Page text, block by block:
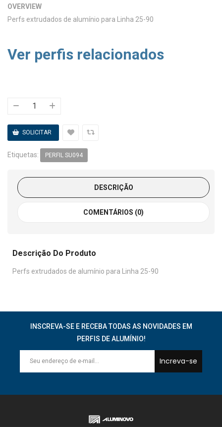
OVERVIEW
Perfs extrudados de alumínio para Linha 25-90
Ver perfis relacionados
Etiquetas: PERFIL SU094
DESCRIÇÃO
COMENTÁRIOS (0)
Descrição Do Produto
Perfs extrudados de alumínio para Linha 25-90
INSCREVA-SE E RECEBA TODAS AS NOVIDADES EM
PERFIS DE ALUMÍNIO!
Increva-se